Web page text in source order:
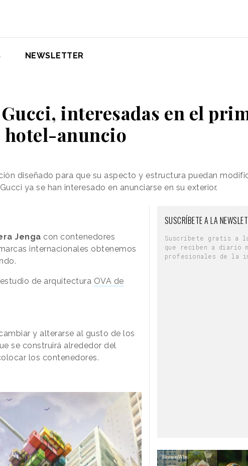
NEWSLETTER
interesadas en el
hotel-anuncio
diseñado para que su aspecto y estructura puedan
ya se han interesado en anunciarse en su exterior.
Jenga con contenedores
internacionales obtenemos
de arquitectura OVA de
y alterarse al gusto de los
se construirá alrededor del
los contenedores.
SUSCRÍBETE A LA
Suscríbete gratis a
que reciben a diario
profesionales de la